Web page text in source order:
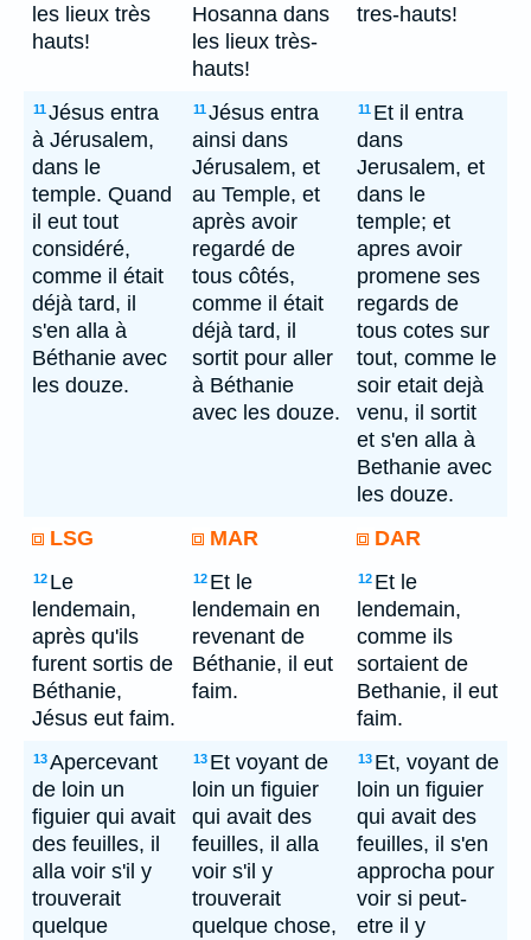
les lieux très
hauts!
Hosanna dans
les lieux très-
hauts!
tres-hauts!
11Jésus entra
à Jérusalem,
dans le
temple. Quand
il eut tout
considéré,
comme il était
déjà tard, il
s'en alla à
Béthanie avec
les douze.
11Jésus entra
ainsi dans
Jérusalem, et
au Temple, et
après avoir
regardé de
tous côtés,
comme il était
déjà tard, il
sortit pour aller
à Béthanie
avec les douze.
11 Et il entra
dans
Jerusalem, et
dans le
temple; et
apres avoir
promene ses
regards de
tous cotes sur
tout, comme le
soir etait dejà
venu, il sortit
et s'en alla à
Bethanie avec
les douze.
LSG
MAR DAR
12 Le
lendemain,
après qu'ils
furent sortis de
Béthanie,
Jésus eut faim.
12 Et le
lendemain en
revenant de
Béthanie, il eut
faim.
12 Et le
lendemain,
comme ils
sortaient de
Bethanie, il eut
faim.
13Apercevant
de loin un
figuier qui avait
des feuilles, il
alla voir s'il y
trouverait
quelque
13 Et voyant de
loin un figuier
qui avait des
feuilles, il alla
voir s'il y
trouverait
quelque chose,
13 Et, voyant de
loin un figuier
qui avait des
feuilles, il s'en
approcha pour
voir si peut-
etre il y